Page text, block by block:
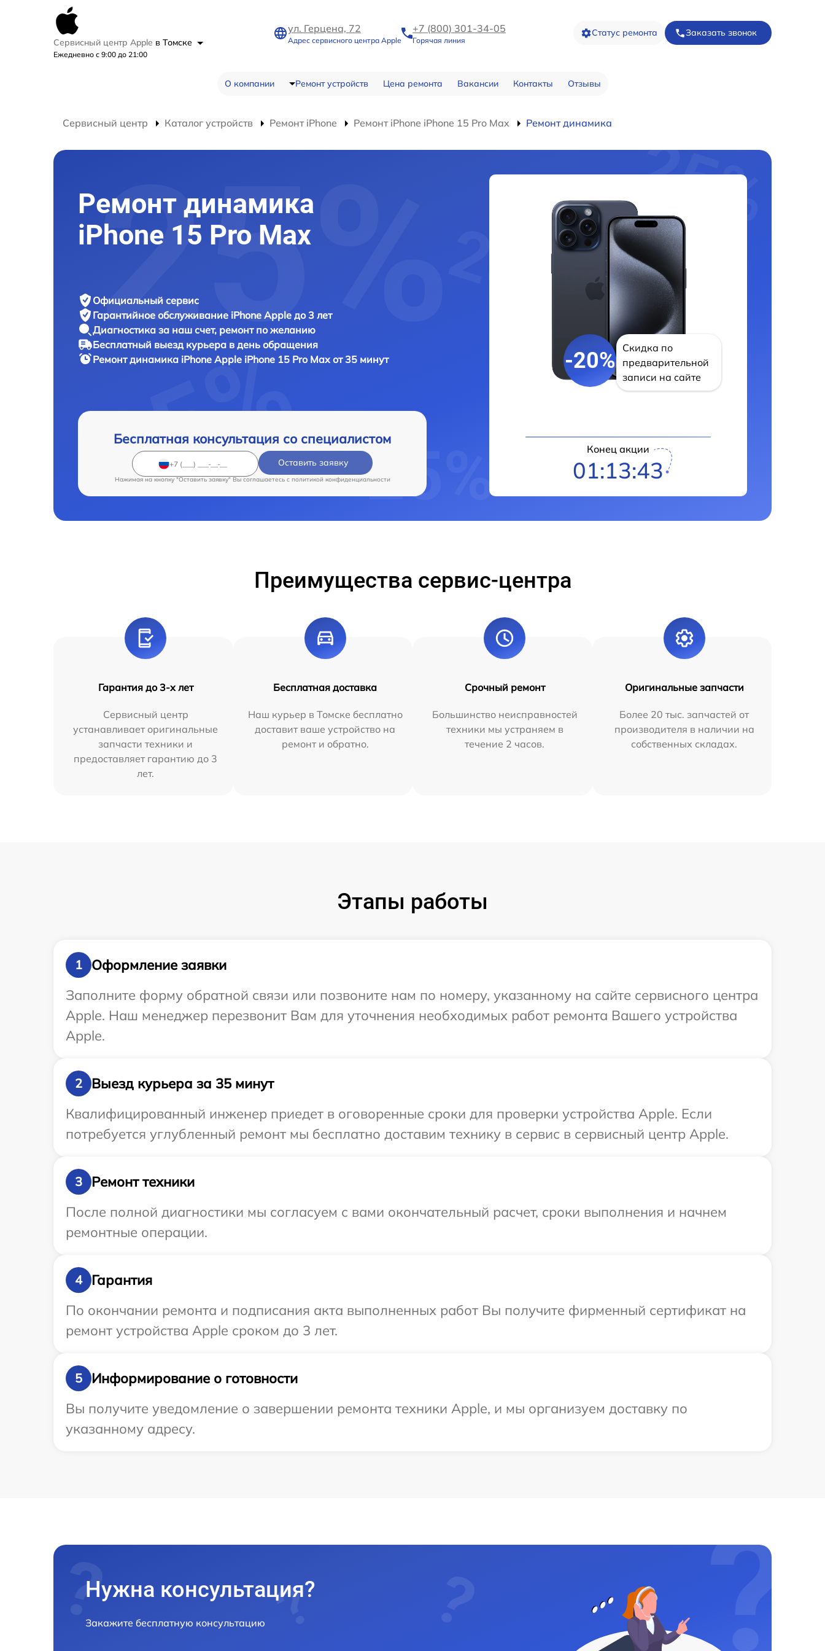
Сервисный центр Apple в Томске
Ежедневно с 9:00 до 21:00
ул. Герцена, 72
Адрес сервисного центра Apple
+7 (800) 301-34-05
Горячая линия
Статус ремонта Заказать звонок
О компании Ремонт устройств Цена ремонта Вакансии Контакты Отзывы
Сервисный центр Каталог устройств Ремонт iPhone Ремонт iPhone iPhone 15 Pro Max Ремонт динамика
Ремонт динамика
iPhone 15 Pro Max
Официальный сервис
Гарантийное обслуживание iPhone Apple до 3 лет
Диагностика за наш счет, ремонт по желанию
Бесплатный выезд курьера в день обращения
Ремонт динамика iPhone Apple iPhone 15 Pro Max от 35 минут
Бесплатная консультация со специалистом
Оставить заявку
Нажимая на кнопку "Оставить заявку" Вы соглашаетесь c политикой конфиденциальности
-20%
Скидка по
предварительной
записи на сайте
Конец акции
01:13:42
Преимущества сервис-центра
Гарантия до 3-х лет
Сервисный центр
устанавливает оригинальные
запчасти техники и
предоставляет гарантию до 3
лет.
Бесплатная доставка
Наш курьер в Томске бесплатно
доставит ваше устройство на
ремонт и обратно.
Срочный ремонт
Большинство неисправностей
техники мы устраняем в
течение 2 часов.
Оригинальные запчасти
Более 20 тыс. запчастей от
производителя в наличии на
собственных складах.
Этапы работы
1
Оформление заявки
Заполните форму обратной связи или позвоните нам по номеру, указанному на сайте сервисного центра
Apple. Наш менеджер перезвонит Вам для уточнения необходимых работ ремонта Вашего устройства
Apple.
2
Выезд курьера за 35 минут
Квалифицированный инженер приедет в оговоренные сроки для проверки устройства Apple. Если
потребуется углубленный ремонт мы бесплатно доставим технику в сервис в сервисный центр Apple.
3
Ремонт техники
После полной диагностики мы согласуем с вами окончательный расчет, сроки выполнения и начнем
ремонтные операции.
4
Гарантия
По окончании ремонта и подписания акта выполненных работ Вы получите фирменный сертификат на
ремонт устройства Apple сроком до 3 лет.
5
Информирование о готовности
Вы получите уведомление о завершении ремонта техники Apple, и мы организуем доставку по
указанному адресу.
Нужна консультация?
Закажите бесплатную консультацию